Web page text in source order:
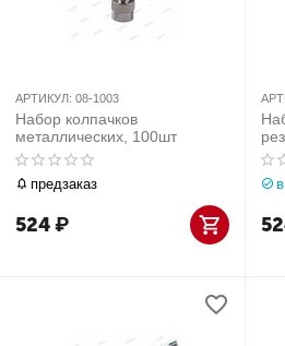
АРТИКУЛ: 08-1003
Набор колпачков
металлических, 100шт
предзаказ
524₽